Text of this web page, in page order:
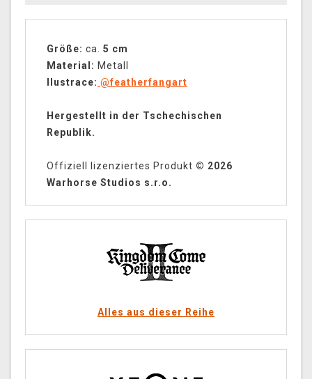
Größe: ca. 5 cm
Material: Metall
Ilustrace: @featherfangart
Hergestellt in der Tschechischen
Republik.
Offiziell lizenziertes Produkt © 2026
Warhorse Studios s.r.o.
Alles aus dieser Reihe